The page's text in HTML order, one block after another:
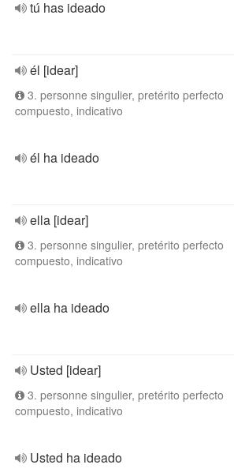
tú has ideado
él [idear]
3. personne singulier, pretérito perfecto
compuesto, indicativo
él ha ideado
ella [idear]
3. personne singulier, pretérito perfecto
compuesto, indicativo
ella ha ideado
Usted [idear]
3. personne singulier, pretérito perfecto
compuesto, indicativo
Usted ha ideado